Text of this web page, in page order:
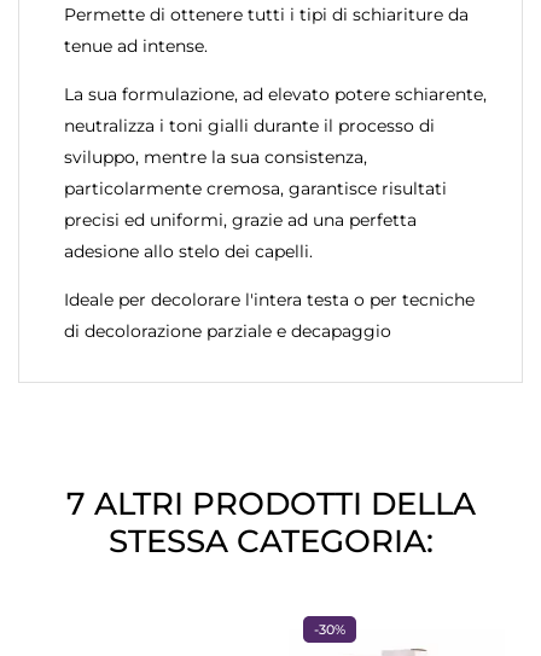
Permette di ottenere tutti i tipi di schiariture da
tenue ad intense.
La sua formulazione, ad elevato potere schiarente,
neutralizza i toni gialli durante il processo di
sviluppo, mentre la sua consistenza,
particolarmente cremosa, garantisce risultati
precisi ed uniformi, grazie ad una perfetta
adesione allo stelo dei capelli.
Ideale per decolorare l'intera testa o per tecniche
di decolorazione parziale e decapaggio
7 ALTRI PRODOTTI DELLA
STESSA CATEGORIA:
-30%